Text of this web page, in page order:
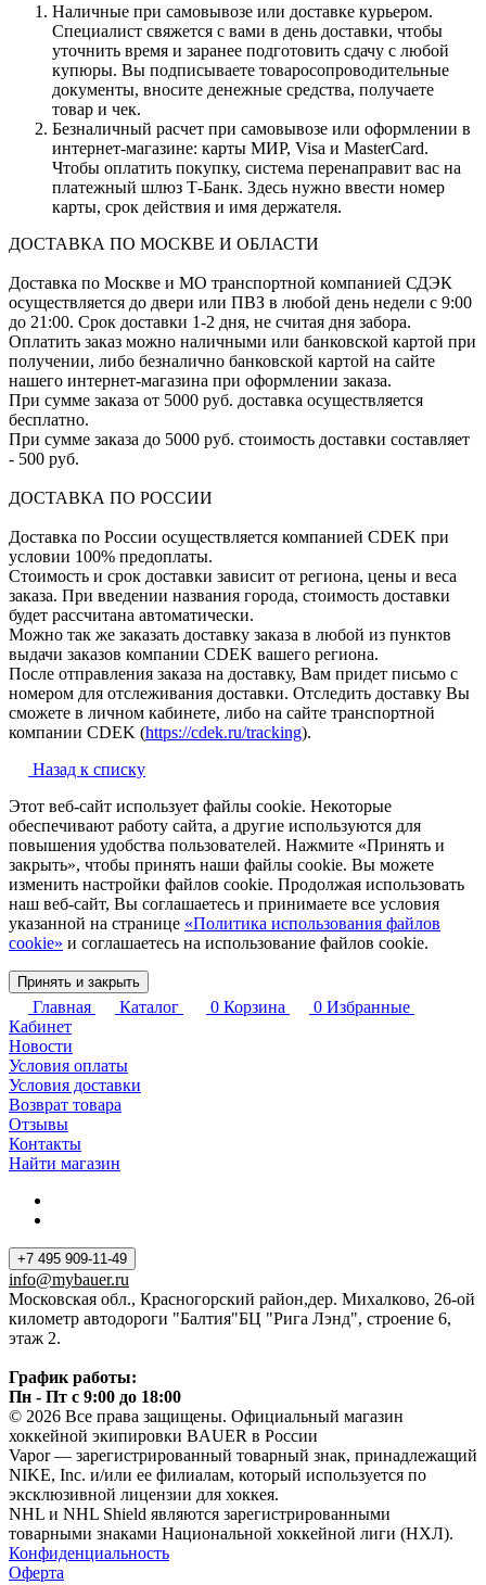
Наличные при самовывозе или доставке курьером.
Специалист свяжется с вами в день доставки, чтобы
уточнить время и заранее подготовить сдачу с любой
купюры. Вы подписываете товаросопроводительные
документы, вносите денежные средства, получаете
товар и чек.
Безналичный расчет при самовывозе или оформлении в
интернет-магазине: карты МИР, Visa и MasterCard.
Чтобы оплатить покупку, система перенаправит вас на
платежный шлюз Т-Банк. Здесь нужно ввести номер
карты, срок действия и имя держателя.
ДОСТАВКА ПО МОСКВЕ И ОБЛАСТИ
Доставка по Москве и МО транспортной компанией СДЭК
осуществляется до двери или ПВЗ в любой день недели с 9:00
до 21:00. Срок доставки 1-2 дня, не считая дня забора.
Оплатить заказ можно наличными или банковской картой при
получении, либо безналично банковской картой на сайте
нашего интернет-магазина при оформлении заказа.
При сумме заказа от 5000 руб. доставка осуществляется
бесплатно.
При сумме заказа до 5000 руб. стоимость доставки составляет
- 500 руб.
ДОСТАВКА ПО РОССИИ
Доставка по России осуществляется компанией CDEK при
условии 100% предоплаты.
Стоимость и срок доставки зависит от региона, цены и веса
заказа. При введении названия города, стоимость доставки
будет рассчитана автоматически.
Можно так же заказать доставку заказа в любой из пунктов
выдачи заказов компании CDEK вашего региона.
После отправления заказа на доставку, Вам придет письмо с
номером для отслеживания доставки. Отследить доставку Вы
сможете в личном кабинете, либо на сайте транспортной
компании CDEK (https://cdek.ru/tracking).
Назад к списку
Этот веб-сайт использует файлы cookie. Некоторые
обеспечивают работу сайта, а другие используются для
повышения удобства пользователей. Нажмите «Принять и
закрыть», чтобы принять наши файлы cookie. Вы можете
изменить настройки файлов cookie. Продолжая использовать
наш веб-сайт, Вы соглашаетесь и принимаете все условия
указанной на странице «Политика использования файлов
cookie» и соглашаетесь на использование файлов cookie.
Принять и закрыть
Главная Каталог 0 Корзина 0 Избранные
Кабинет
Новости
Условия оплаты
Условия доставки
Возврат товара
Отзывы
Контакты
Найти магазин
+7 495 909-11-49
info@mybauer.ru
Московская обл., Красногорский район,дер. Михалково, 26-ой
километр автодороги "Балтия"БЦ "Рига Лэнд", строение 6,
этаж 2.
График работы:
Пн - Пт с 9:00 до 18:00
© 2026 Все права защищены. Официальный магазин
хоккейной экипировки BAUER в России
Vapor — зарегистрированный товарный знак, принадлежащий
NIKE, Inc. и/или ее филиалам, который используется по
эксклюзивной лицензии для хоккея.
NHL и NHL Shield являются зарегистрированными
товарными знаками Национальной хоккейной лиги (НХЛ).
Конфиденциальность
Оферта